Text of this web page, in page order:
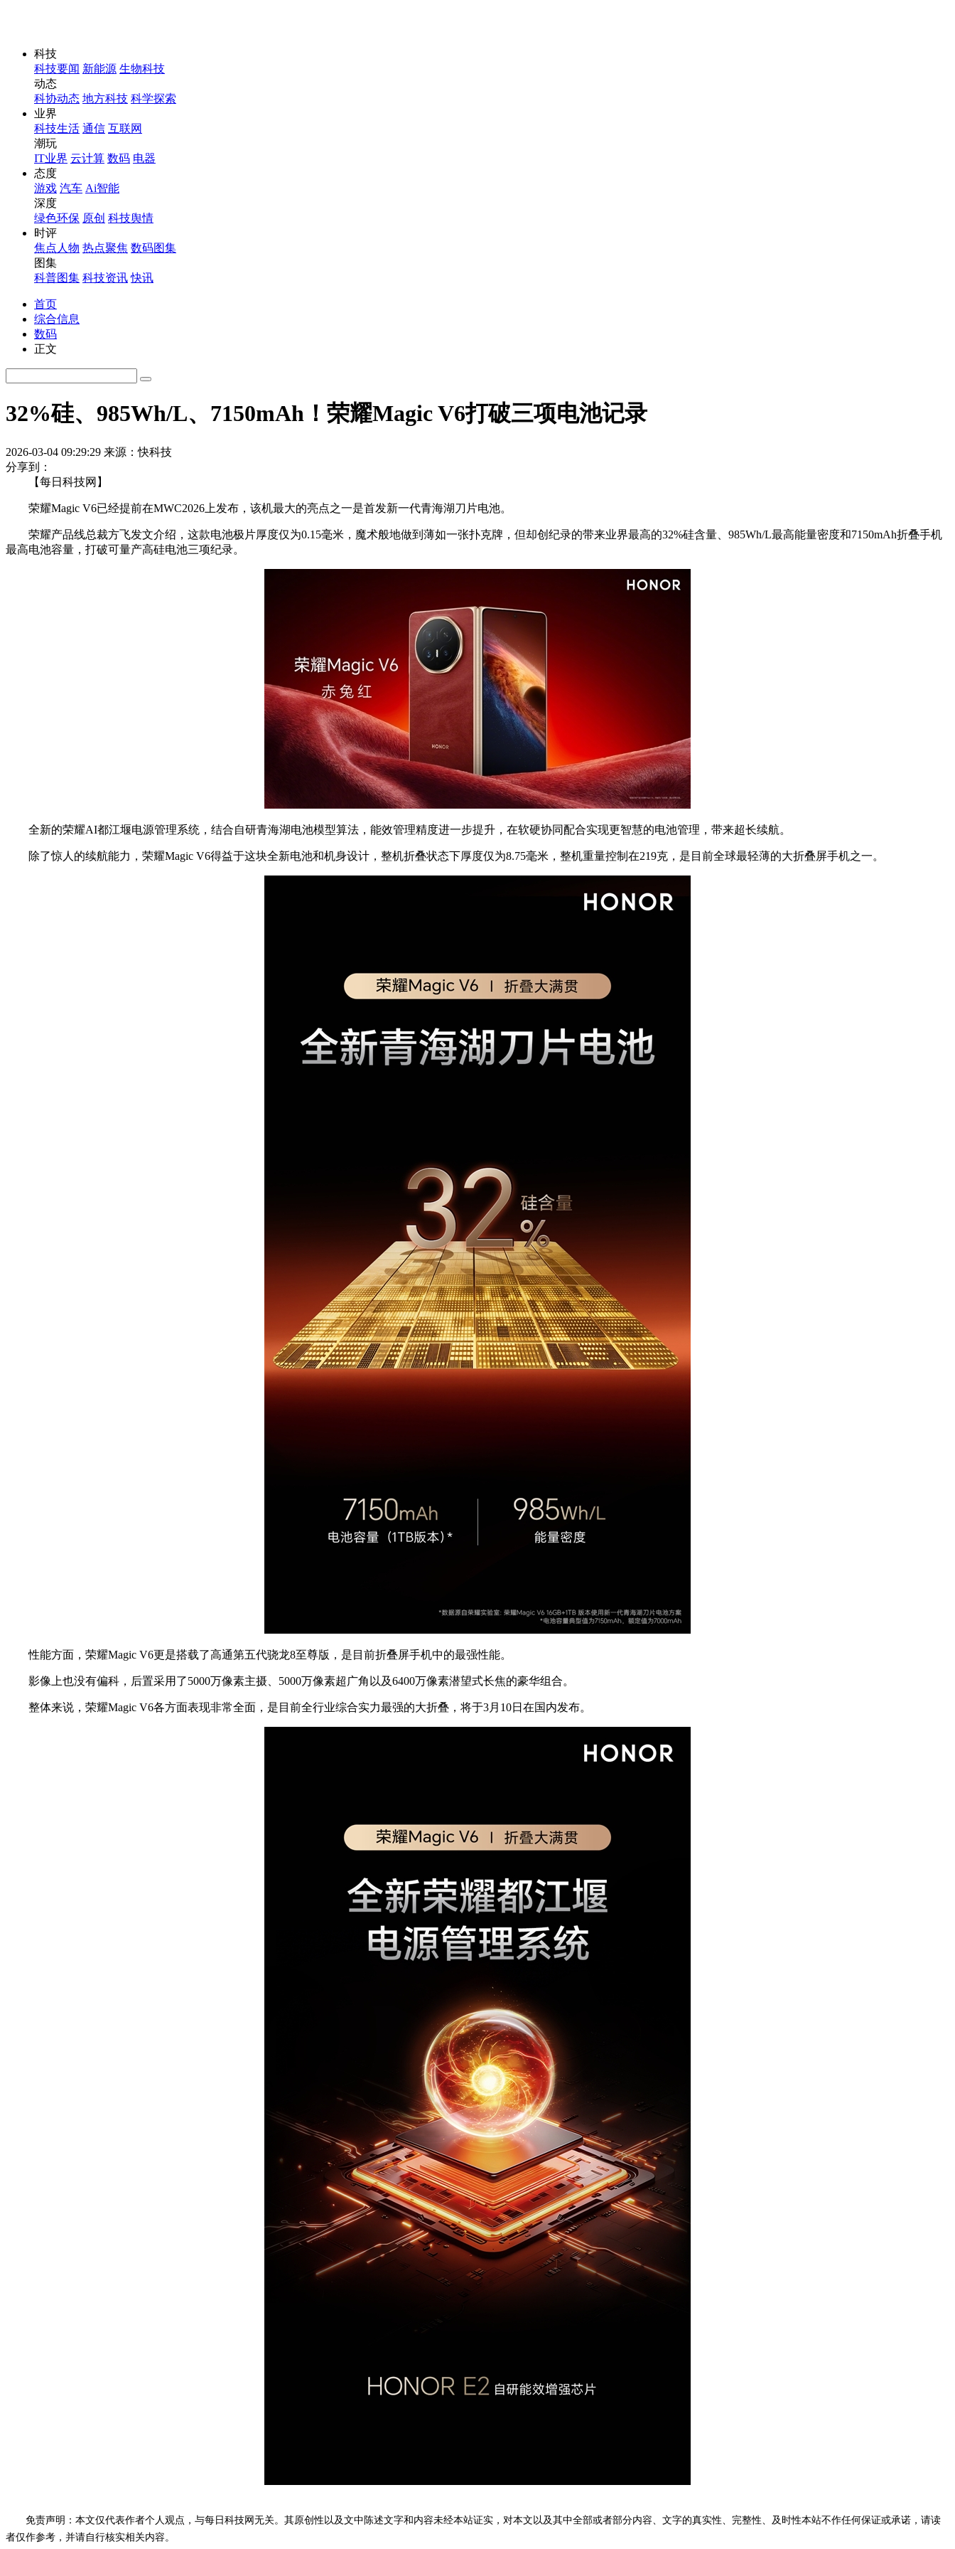
科技
科技要闻 新能源 生物科技
动态
科协动态 地方科技 科学探索
业界
科技生活 通信 互联网
潮玩
IT业界 云计算 数码 电器
态度
游戏 汽车 Ai智能
深度
绿色环保 原创 科技舆情
时评
焦点人物 热点聚焦 数码图集
图集
科普图集 科技资讯 快讯
首页
综合信息
数码
正文
32%硅、985Wh/L、7150mAh！荣耀Magic V6打破三项电池记录
2026-03-04 09:29:29 来源：快科技
分享到：
【每日科技网】
荣耀Magic V6已经提前在MWC2026上发布，该机最大的亮点之一是首发新一代青海湖刀片电池。
荣耀产品线总裁方飞发文介绍，这款电池极片厚度仅为0.15毫米，魔术般地做到薄如一张扑克牌，但却创纪录的带来业界最高的32%硅含量、985Wh/L最高能量密度和7150mAh折叠手机
最高电池容量，打破可量产高硅电池三项纪录。
全新的荣耀AI都江堰电源管理系统，结合自研青海湖电池模型算法，能效管理精度进一步提升，在软硬协同配合实现更智慧的电池管理，带来超长续航。
除了惊人的续航能力，荣耀Magic V6得益于这块全新电池和机身设计，整机折叠状态下厚度仅为8.75毫米，整机重量控制在219克，是目前全球最轻薄的大折叠屏手机之一。
性能方面，荣耀Magic V6更是搭载了高通第五代骁龙8至尊版，是目前折叠屏手机中的最强性能。
影像上也没有偏科，后置采用了5000万像素主摄、5000万像素超广角以及6400万像素潜望式长焦的豪华组合。
整体来说，荣耀Magic V6各方面表现非常全面，是目前全行业综合实力最强的大折叠，将于3月10日在国内发布。
免责声明：本文仅代表作者个人观点，与每日科技网无关。其原创性以及文中陈述文字和内容未经本站证实，对本文以及其中全部或者部分内容、文字的真实性、完整性、及时性本站不作任何保证或承诺，请读
者仅作参考，并请自行核实相关内容。